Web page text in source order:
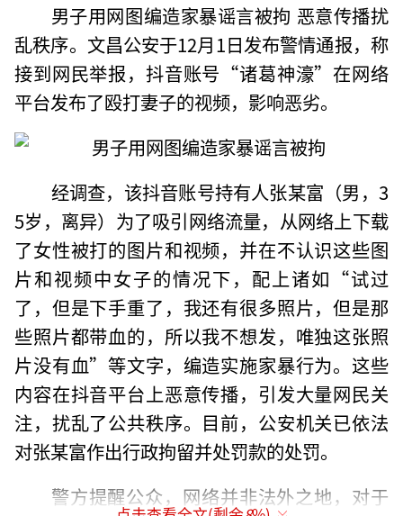
男子用网图编造家暴谣言被拘 恶意传播扰
乱秩序。文昌公安于12月1日发布警情通报，称
接到网民举报，抖音账号“诸葛神濠”在网络
平台发布了殴打妻子的视频，影响恶劣。
经调查，该抖音账号持有人张某富（男，3
5岁，离异）为了吸引网络流量，从网络上下载
了女性被打的图片和视频，并在不认识这些图
片和视频中女子的情况下，配上诸如“试过
了，但是下手重了，我还有很多照片，但是那
些照片都带血的，所以我不想发，唯独这张照
片没有血”等文字，编造实施家暴行为。这些
内容在抖音平台上恶意传播，引发大量网民关
注，扰乱了公共秩序。目前，公安机关已依法
对张某富作出行政拘留并处罚款的处罚。
警方提醒公众，网络并非法外之地，对于